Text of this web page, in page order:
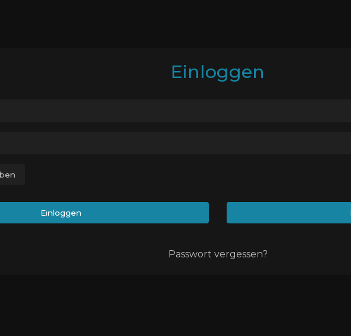
Einloggen
Einloggen
Passwort vergessen?